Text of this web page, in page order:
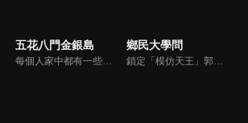
五花八門金銀島
每個人家中都有一些寶物，但是也許你把這些寶物當成廢物！不管是寶物還是廢物，快把它帶來金銀島變現金吧！節目邀請來賓分享與其寶物之間的故事，還會安排不同領域的「鑒定大師」來對物品進行估價，現場並有明星意見團，用一般收藏家的角度來給予意見。
鄉民大學問
鎖定「模仿天王」郭子乾，還有高顏值學霸大學生辛辣提問唷！全新優質節目都在NOWnews《鄉民大學問》！